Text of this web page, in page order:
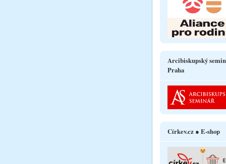
Arcibiskupský
Praha
Církev.cz ● E-shop